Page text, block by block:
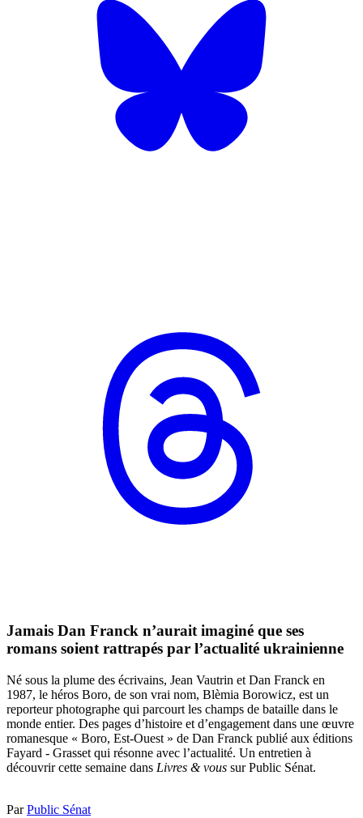
Jamais Dan Franck n’aurait imaginé que ses
romans soient rattrapés par l’actualité ukrainienne
Né sous la plume des écrivains, Jean Vautrin et Dan Franck en
1987, le héros Boro, de son vrai nom, Blèmia Borowicz, est un
reporteur photographe qui parcourt les champs de bataille dans le
monde entier. Des pages d’histoire et d’engagement dans une œuvre
romanesque « Boro, Est-Ouest » de Dan Franck publié aux éditions
Fayard - Grasset qui résonne avec l’actualité. Un entretien à
découvrir cette semaine dans Livres & vous sur Public Sénat.
ParPublic Sénat